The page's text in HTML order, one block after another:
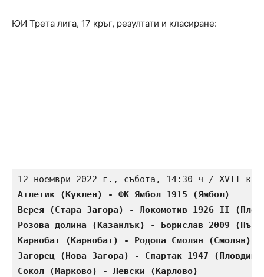
ЮИ Трета лига, 17 кръг, резултати и класиране:
12 ноември 2022 г., събота, 14:30 ч / XVII
Атлетик (Куклен) - ФК Ямбол 1915
Верея (Стара Загора) - Локомотив 1926 II
Розова долина (Казанлък) - Борислав 2009
Карнобат (Карнобат) - Родопа Смолян
Загорец (Нова Загора) - Спартак 1947
Сокол (Марково) - Левски (Карлово)